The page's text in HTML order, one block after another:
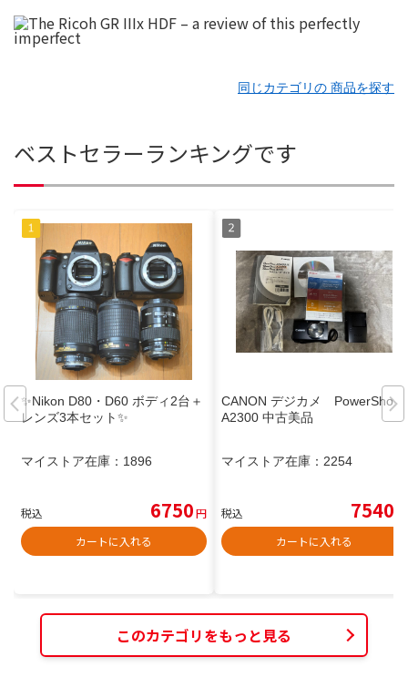
同じカテゴリの 商品を探す
ベストセラーランキングです
✨Nikon D80・D60 ボディ2台＋
レンズ3本セット✨
マイストア在庫： 1896
税込 6750円
カートに入れる
CANON デジカメ PowerShot
A2300 中古美品
マイストア在庫： 2254
税込 7540
カートに入れる
このカテゴリをもっと見る